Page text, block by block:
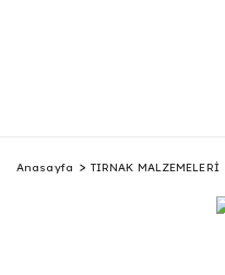
Anasayfa TIRNAK MALZEMELERİ